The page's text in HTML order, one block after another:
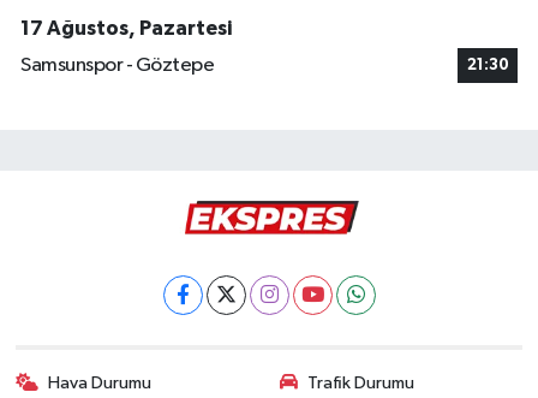
17 Ağustos, Pazartesi
Samsunspor - Göztepe
21:30
Hava Durumu Trafik Durumu